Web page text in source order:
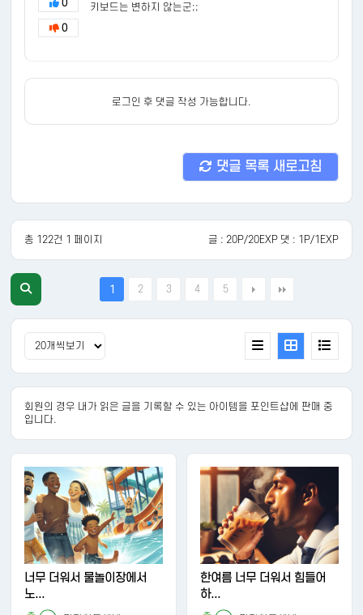
0
0
키보드는 변하지 않는군;;
로그인 후 댓글 작성 가능합니다.
댓글 목록 새로고침
총 122건 1 페이지 글 : 20P/20EXP 댓 : 1P/1EXP
1 2 3 4 5
회원의 경우 내가 읽은 글을 기록할 수 있는 아이템을 포인트샵에 판매 중
입니다.
너무 더워서 물놀이장에서
노...
한여름 너무 더워서 힘들어
하...